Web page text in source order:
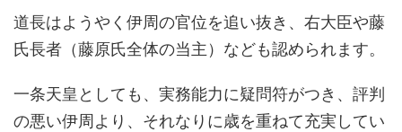
道長はようやく伊周の官位を追い抜き、右大臣や藤
氏長者（藤原氏全体の当主）なども認められます。
一条天皇としても、実務能力に疑問符がつき、評判
の悪い伊周より、それなりに歳を重ねて充実してい